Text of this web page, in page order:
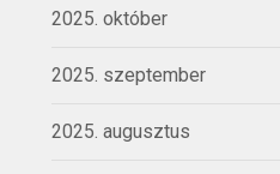
2025. október
2025. szeptember
2025. augusztus